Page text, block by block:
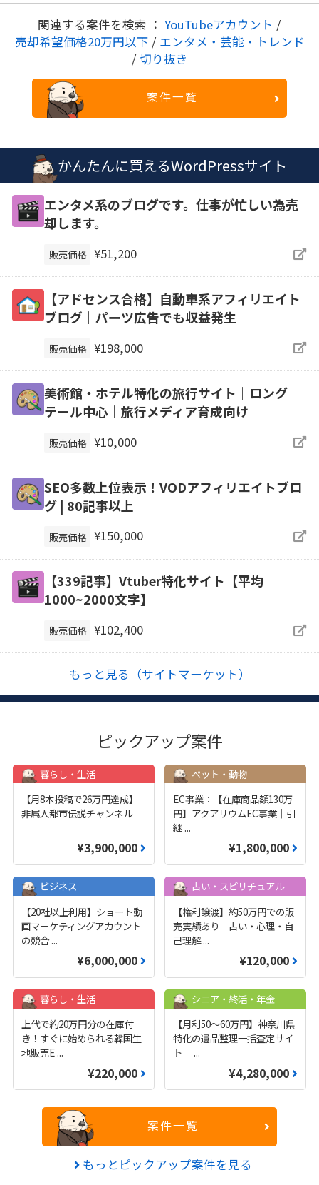
関連する案件を検索 ： YouTubeアカウント /
売却希望価格20万円以下 / エンタメ・芸能・トレンド
/ 切り抜き
案件一覧
かんたんに買えるWordPressサイト
エンタメ系のブログです。仕事が忙しい為売
却します。
販売価格 ¥51,200
【アドセンス合格】自動車系アフィリエイト
ブログ｜パーツ広告でも収益発生
販売価格 ¥198,000
美術館・ホテル特化の旅行サイト｜ロング
テール中心｜旅行メディア育成向け
販売価格 ¥10,000
SEO多数上位表示！VODアフィリエイトブロ
グ | 80記事以上
販売価格 ¥150,000
【339記事】Vtuber特化サイト【平均
1000~2000文字】
販売価格 ¥102,400
もっと見る（サイトマーケット）
ピックアップ案件
暮らし・生活
【月8本投稿で26万円達成】
非属人都市伝説チャンネル
¥3,900,000
ペット・動物
EC事業：【在庫商品額130万
円】アクアリウムEC事業｜引
継 ...
¥1,800,000
ビジネス
【20社以上利用】ショート動
画マーケティングアカウント
の競合...
¥6,000,000
占い・スピリチュアル
【権利譲渡】約50万円での販
売実績あり｜占い・心理・自
己理解...
¥120,000
暮らし・生活
上代で約20万円分の在庫付
き！すぐに始められる韓国生
地販売E ...
¥220,000
シニア・終活・年金
【月利50〜60万円】神奈川県
特化の遺品整理一括査定サイ
ト｜ ...
¥4,280,000
案件一覧
もっとピックアップ案件を見る